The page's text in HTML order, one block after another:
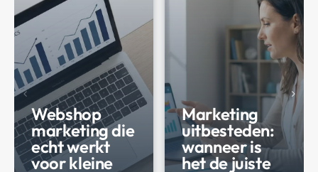
BERICHT
Webshop
marketing die
echt werkt
voor kleine
Marketing
uitbesteden:
wanneer is
het de juiste